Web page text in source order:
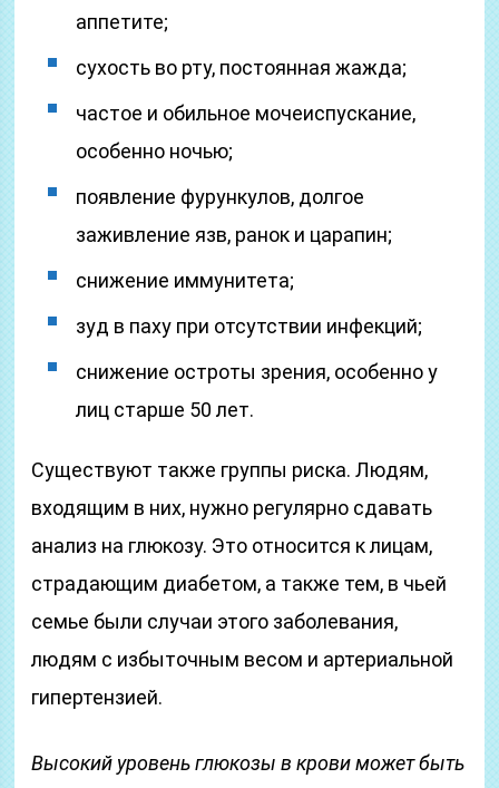
аппетите;
сухость во рту, постоянная жажда;
частое и обильное мочеиспускание,
особенно ночью;
появление фурункулов, долгое
заживление язв, ранок и царапин;
снижение иммунитета;
зуд в паху при отсутствии инфекций;
снижение остроты зрения, особенно у
лиц старше 50 лет.
Существуют также группы риска. Людям,
входящим в них, нужно регулярно сдавать
анализ на глюкозу. Это относится к лицам,
страдающим диабетом, а также тем, в чьей
семье были случаи этого заболевания,
людям с избыточным весом и артериальной
гипертензией.
Высокий уровень глюкозы в крови может быть